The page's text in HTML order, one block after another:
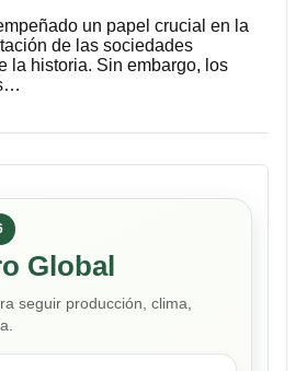
un papel crucial en la
de las sociedades
la historia. Sin embargo, los
Global
seguir producción, clima,